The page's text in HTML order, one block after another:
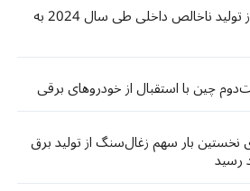
سهم صنعت ورزش چین از تولید ناخالص داخلی طی سال 2024 به
چین با استقبال از خودروهای برقی
اول سال ۲۰۲۶ برای نخستین بار سهم زغال‌سنگ از تولید برق